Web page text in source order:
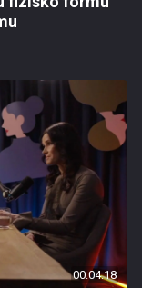
00:04:18